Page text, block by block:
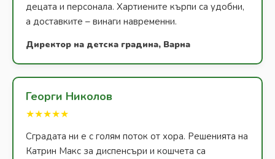
децата и персонала. Хартиените кърпи са удобни,
а доставките – винаги навременни.
Директор на детска градина, Варна
Георги Николов
★★★★★
Сградата ни е с голям поток от хора. Решенията на
Катрин Макс за диспенсъри и кошчета са